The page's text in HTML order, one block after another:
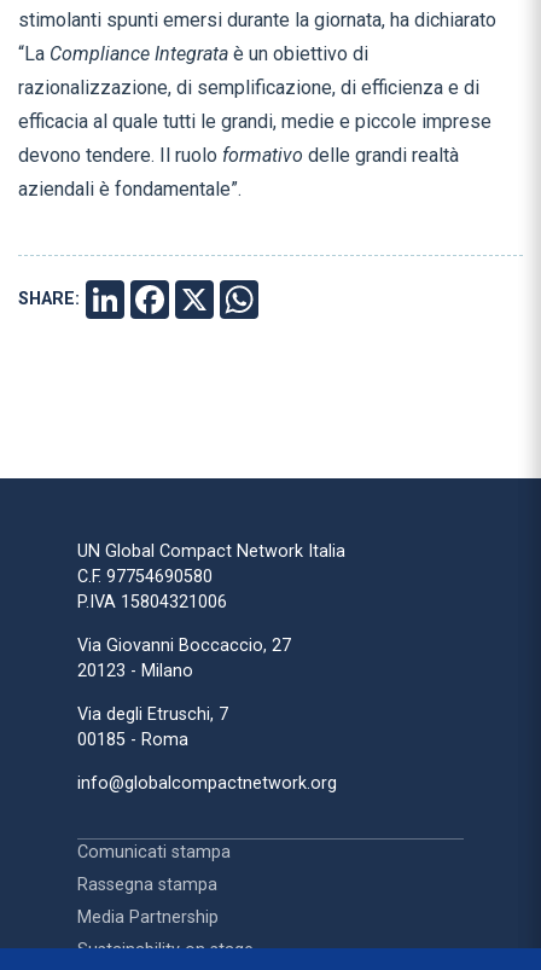
stimolanti spunti emersi durante la giornata, ha dichiarato
“La Compliance Integrata è un obiettivo di
razionalizzazione, di semplificazione, di efficienza e di
efficacia al quale tutti le grandi, medie e piccole imprese
devono tendere. Il ruolo formativo delle grandi realtà
aziendali è fondamentale”.
SHARE: LINKEDINFACEBOOK
X
UN Global Compact Network Italia
C.F. 97754690580
P.IVA 15804321006
Via Giovanni Boccaccio, 27
20123 - Milano
Via degli Etruschi, 7
00185 - Roma
info@globalcompactnetwork.org
Comunicati stampa
Rassegna stampa
Media Partnership
Sustainability on stage